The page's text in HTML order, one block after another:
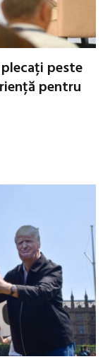
peste
pentru